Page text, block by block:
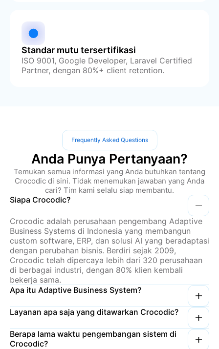
Standar mutu tersertifikasi
ISO 9001, Google Developer, Laravel Certified
Partner, dengan 80%+ client retention.
Frequently Asked Questions
Anda Punya Pertanyaan?
Temukan semua informasi yang Anda butuhkan tentang
Crocodic di sini. Tidak menemukan jawaban yang Anda
cari? Tim kami selalu siap membantu.
Siapa Crocodic?
Crocodic adalah perusahaan pengembang Adaptive
Business Systems di Indonesia yang membangun
custom software, ERP, dan solusi AI yang beradaptasi
dengan perubahan bisnis. Berdiri sejak 2009,
Crocodic telah dipercaya lebih dari 320 perusahaan
di berbagai industri, dengan 80% klien kembali
bekerja sama.
Apa itu Adaptive Business System?
Layanan apa saja yang ditawarkan Crocodic?
Berapa lama waktu pengembangan sistem di
Crocodic?